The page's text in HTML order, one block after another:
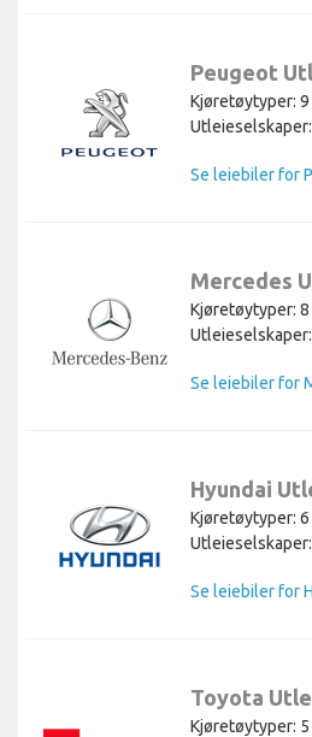
Peugeot
Kjøretøytyper: 9
Se leiebiler for
Mercedes
Kjøretøytyper: 8
Se leiebiler for
Hyundai
Kjøretøytyper: 6
Se leiebiler for
Toyota
Kjøretøytyper: 5